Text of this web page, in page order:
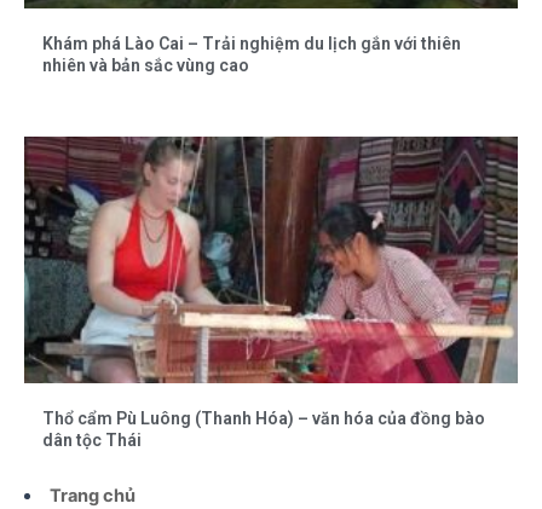
Trang chủ
Khám phá Lào Cai – Trải nghiệm du lịch gắn với thiên
nhiên và bản sắc vùng cao
Thổ cẩm Pù Luông (Thanh Hóa) – văn hóa của đồng bào
dân tộc Thái